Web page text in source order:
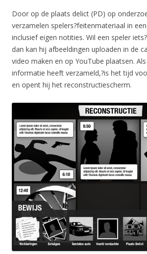
Door op de plaats delict (PD) op
verzamelen spelers?feitenmateriaal in
inclusief eigen notities. Wil een speler
dan kan hij afbeeldingen uploaden in de
video maken en op YouTube plaatsen.
informatie heeft verzameld,?is het tijd
en opent hij het reconstructiescherm.